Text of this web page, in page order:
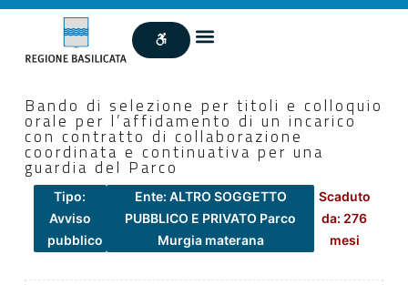
Bando di selezione per titoli e colloquio
orale per l’affidamento di un incarico
con contratto di collaborazione
coordinata e continuativa per una
guardia del Parco
Tipo:
Avviso
pubblico
Ente: ALTRO SOGGETTO
PUBBLICO E PRIVATO Parco
Murgia materana
Scaduto
da: 276
mesi